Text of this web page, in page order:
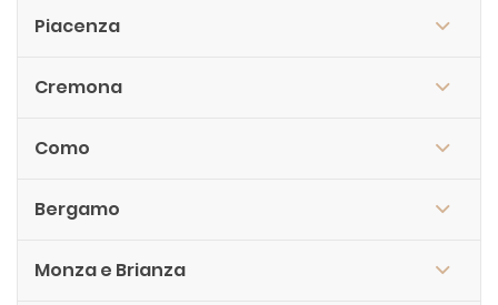
Piacenza
Cremona
Como
Bergamo
Monza e Brianza